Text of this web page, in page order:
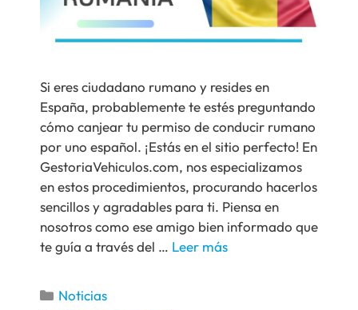
Si eres ciudadano rumano y resides en
España, probablemente te estés preguntando
cómo canjear tu permiso de conducir rumano
por uno español. ¡Estás en el sitio perfecto! En
GestoriaVehiculos.com, nos especializamos
en estos procedimientos, procurando hacerlos
sencillos y agradables para ti. Piensa en
nosotros como ese amigo bien informado que
te guía a través del … Leer más
Noticias